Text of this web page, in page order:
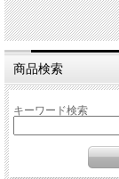
商品検索
キーワード検索